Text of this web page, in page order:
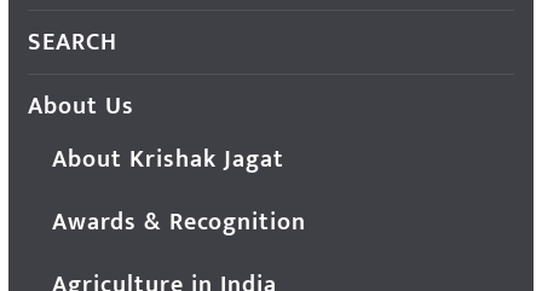
SEARCH
About Us
About Krishak Jagat
Awards & Recognition